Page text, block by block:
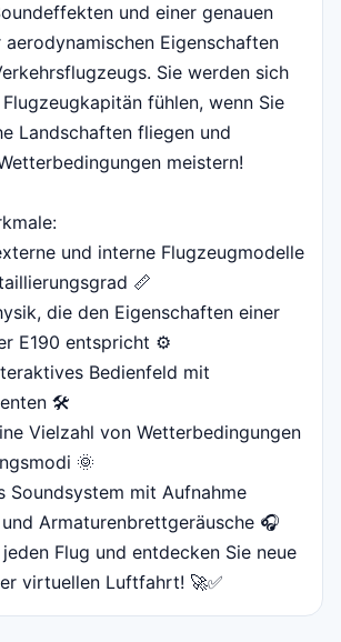
und einer genauen
Eigenschaften
Sie werden sich
fühlen, wenn Sie
Landschaften fliegen und
meistern!
und interne Flugzeugmodelle
📏
die den Eigenschaften einer
E190 entspricht ⚙️
Bedienfeld mit
🛠️
Vielzahl von Wetterbedingungen
🌞
Soundsystem mit Aufnahme
Armaturenbrettgeräusche 🎧
Flug und entdecken Sie neue
virtuellen Luftfahrt! 🚀✅